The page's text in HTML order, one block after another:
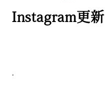
Instagram更新